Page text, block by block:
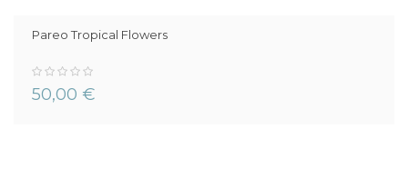
Pareo Tropical Flowers
0%
50,00 €